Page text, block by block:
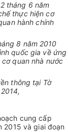
tháng 6 năm
thực hiện cơ
hành chính
8 năm 2010
quốc gia về ứng
quan nhà nước
thông tại Tờ
cung cấp
2015 và giai đoạn